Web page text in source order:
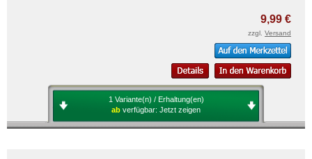
9,99 €
zzgl. Versand
1 Variante(n) / Erhaltung(en)
ab verfügbar: Jetzt zeigen